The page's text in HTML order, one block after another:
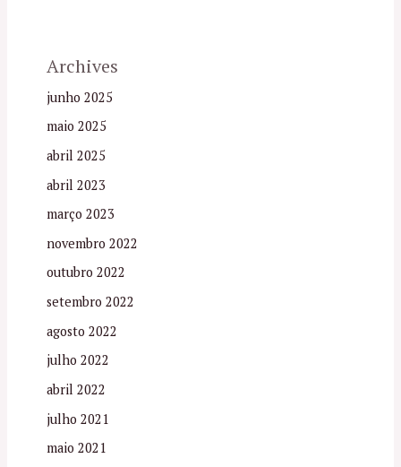
Archives
junho 2025
maio 2025
abril 2025
abril 2023
março 2023
novembro 2022
outubro 2022
setembro 2022
agosto 2022
julho 2022
abril 2022
julho 2021
maio 2021